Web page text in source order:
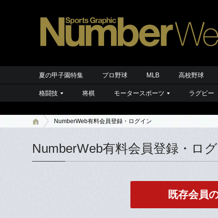
夏の甲子園特集 プロ野球 MLB 高校野球
格闘技 将棋 モータースポーツ ラグビー
NumberWeb有料会員登録・ログイン
NumberWeb有料会員登録・ロ
既存会員